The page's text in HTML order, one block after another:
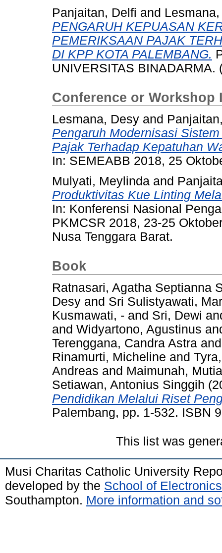
Panjaitan, Delfi and
PENGARUH KEPUASAN
PEMERIKSAAN PAJAK
DI KPP KOTA PALEMBANG.
UNIVERSITAS BINADARMA.
Conference or Workshop
Lesmana, Desy and
Pengaruh Modernisasi
Pajak Terhadap Kepatuhan
In: SEMEABB 2018, 25
Mulyati, Meylinda and
Produktivitas Kue Linting
In: Konferensi Nasional
PKMCSR 2018, 23-25
Nusa Tenggara Barat.
Book
Ratnasari, Agatha Septianna
Desy and Sri Sulistyawati,
Kusmawati, - and Sri, Dewi
and Widyartono, Agustinus
Terenggana, Candra Astra
Rinamurti, Micheline and
Andreas and Maimunah,
Setiawan, Antonius Singgih
Pendidikan Melalui Riset
Palembang, pp. 1-532. ISBN
This list was
Musi Charitas Catholic University
developed by the School of
Southampton. More information and